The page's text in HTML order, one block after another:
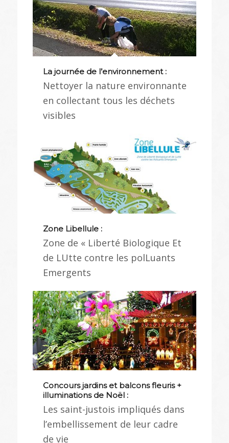
La journée de l’environnement :
Nettoyer la nature environnante
en collectant tous les déchets
visibles
Zone Libellule :
Zone de « Liberté Biologique Et
de LUtte contre les polLuants
Emergents
Concours jardins et balcons fleuris +
illuminations de Noël :
Les saint-justois impliqués dans
l’embellissement de leur cadre
de vie